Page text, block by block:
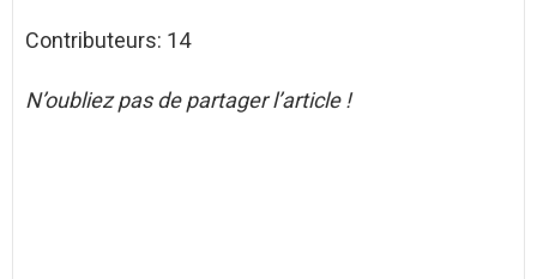
Contributeurs: 14
N’oubliez pas de partager l’article !